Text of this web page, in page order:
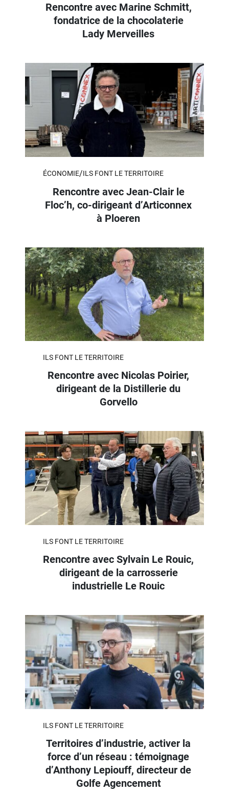
Rencontre avec Marine Schmitt,
fondatrice de la chocolaterie
Lady Merveilles
ÉCONOMIE/ILS FONT LE TERRITOIRE
Rencontre avec Jean-Clair le
Floc’h, co-dirigeant d’Articonnex
à Ploeren
ILS FONT LE TERRITOIRE
Rencontre avec Nicolas Poirier,
dirigeant de la Distillerie du
Gorvello
ILS FONT LE TERRITOIRE
Rencontre avec Sylvain Le Rouic,
dirigeant de la carrosserie
industrielle Le Rouic
ILS FONT LE TERRITOIRE
Territoires d’industrie, activer la
force d’un réseau : témoignage
d’Anthony Lepiouff, directeur de
Golfe Agencement